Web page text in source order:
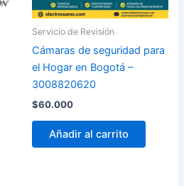
Servicio de Revisión
Cámaras de seguridad para
el Hogar en Bogotá –
3008820620
$60.000
Añadir al carrito